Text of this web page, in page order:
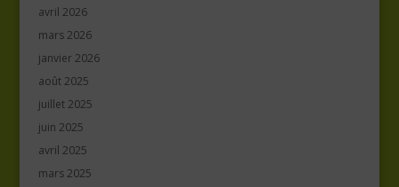
avril 2026
mars 2026
janvier 2026
août 2025
juillet 2025
juin 2025
avril 2025
mars 2025